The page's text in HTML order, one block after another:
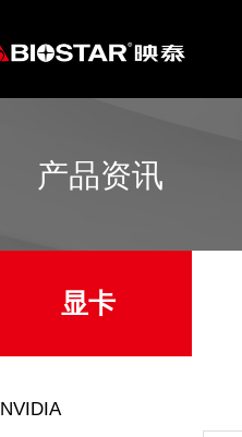
产品资讯
显卡
NVIDIA